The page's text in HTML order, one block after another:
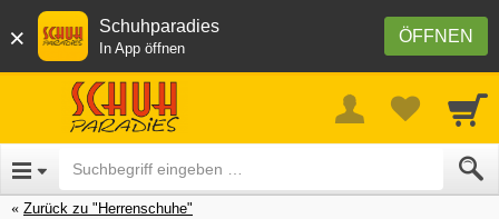
× ÖFFNEN
Schuhparadies
In App öffnen
Zurück zu "Herrenschuhe"